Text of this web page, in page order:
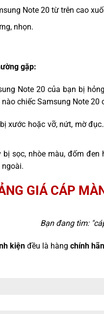
Note 20 từ trên cao
nhọn.
gặp:
Note 20 của bạn bị
chiếc Samsung Note
xước hoặc vỡ, nứt, mờ
sọc, nhòe màu, đốm
GIÁ CÁP
Bạn đang tìm: "
kiệnđều là hàng chính